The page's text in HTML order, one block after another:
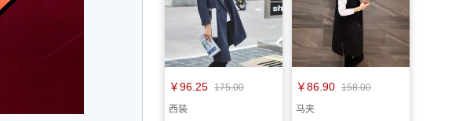
￥96.25 175.00
西装
￥86.90 158.00
马夹